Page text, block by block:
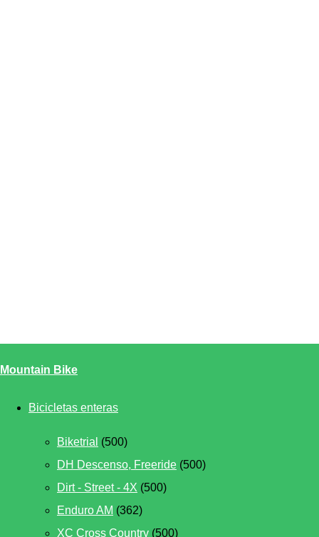
Mountain Bike
Bicicletas enteras
Biketrial (500)
DH Descenso, Freeride (500)
Dirt - Street - 4X (500)
Enduro AM (362)
XC Cross Country (500)